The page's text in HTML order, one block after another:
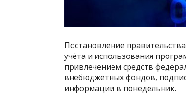
Постановление
учёта и использования
привлечением средств
внебюджетных фондов,
информации в понедельник.